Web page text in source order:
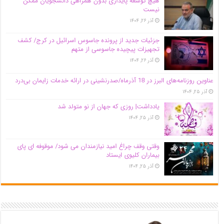
نیست
آذر ۲۶, ۱۴۰۴
جزئیات جدید از پرونده جاسوس اسرائیل در کرج/‌ کشف
تجهیزات پیچیده جاسوسی از متهم
آذر ۲۶, ۱۴۰۴
عناوین روزنامه‌های البرز در ‌18 آذرماه/صدرنشینی در ارائه خدمات زایمان بی‌درد
آذر ۲۵, ۱۴۰۴
یادداشت| روزی که جهان از نو متولد شد
آذر ۲۵, ۱۴۰۴
وقتی وقف چراغ امید نیازمندان می شود/ موقوفه ای پای
بیماران کلیوی ایستاد
آذر ۲۵, ۱۴۰۴